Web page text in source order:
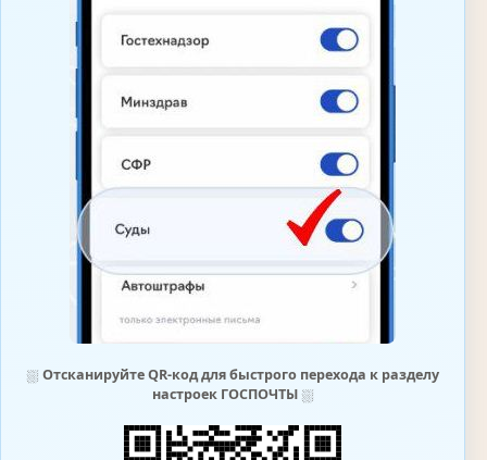
⛆ Отсканируйте QR-код для быстрого перехода к разделу
настроек ГОСПОЧТЫ⛆